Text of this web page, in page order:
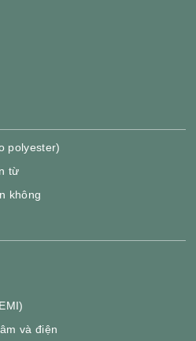
polyester)
từ
không
và điện